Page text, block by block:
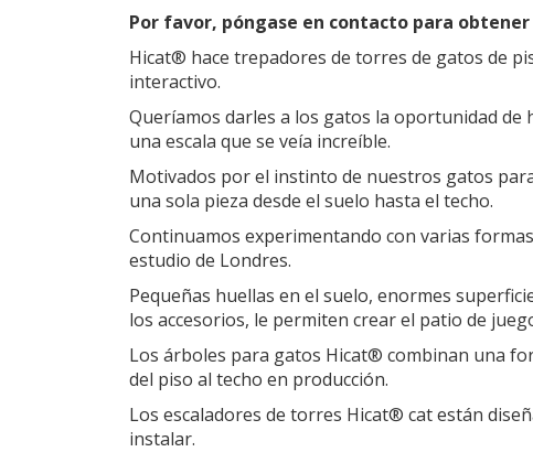
Por favor, póngase en contacto para
Hicat® hace trepadores de torres de gatos de
interactivo.
Queríamos darles a los gatos la oportunidad
una escala que se veía increíble.
Motivados por el instinto de nuestros gatos
una sola pieza desde el suelo hasta el techo.
Continuamos experimentando con varias
estudio de Londres.
Pequeñas huellas en el suelo, enormes
los accesorios, le permiten crear el patio de
Los árboles para gatos Hicat® combinan una
del piso al techo en producción.
Los escaladores de torres Hicat® cat están
instalar.